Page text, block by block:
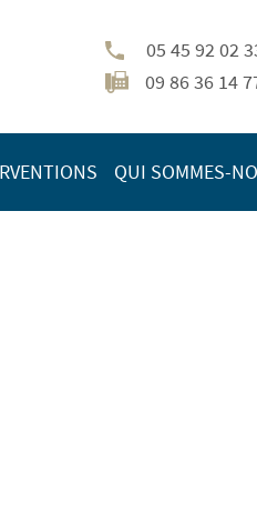
05 45 92 02
09 86 36 14
QUI SOMMES-